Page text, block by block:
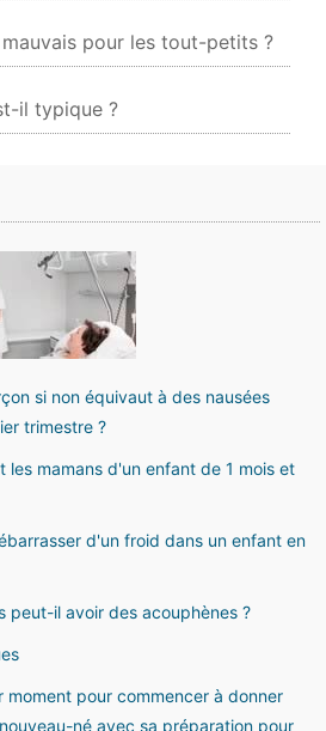
pour les tout-petits ?
il typique ?
si non équivaut à des nausées
trimestre ?
les mamans d'un enfant de 1 mois et
d'un froid dans un enfant en
peut-il avoir des acouphènes ?
moment pour commencer à donner
né avec sa préparation pour